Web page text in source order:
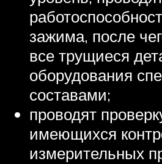
зажима, после
все трущиеся
оборудования
составами;
проводят
имеющихся
измерительных